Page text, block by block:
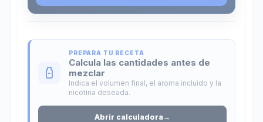
PREPARA TU RECETA
Calcula las cantidades antes de
mezclar
Indica el volumen final, el aroma incluido y la
nicotina deseada.
Abrir calculadora →